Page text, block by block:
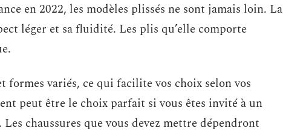
en 2022, les modèles plissés ne sont jamais loin. La
léger et sa fluidité. Les plis qu’elle comporte
formes variés, ce qui facilite vos choix selon vos
peut être le choix parfait si vous êtes invité à un
chaussures que vous devez mettre dépendront